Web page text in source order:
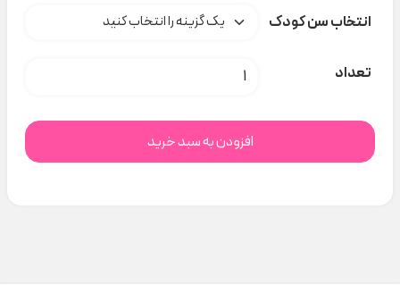
انتخاب سن کودک
تعداد ست گلدوزی حیوانات 766 نیلسام کدH000420 عدد
افزودن به سبد خرید